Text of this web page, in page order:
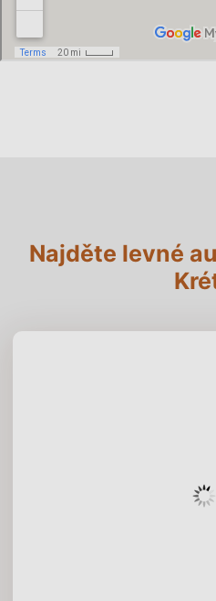
Najděte levné